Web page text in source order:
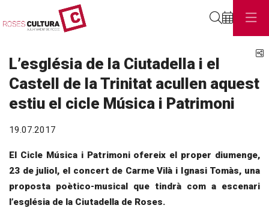
L’església de la Ciutadella i el
Castell de la Trinitat acullen aquest
estiu el cicle Música i Patrimoni
19.07.2017
El Cicle Música i Patrimoni ofereix el proper diumenge,
23 de juliol, el concert de Carme Vilà i Ignasi Tomàs, una
proposta poètico-musical que tindrà com a escenari
l’església de la Ciutadella de Roses.